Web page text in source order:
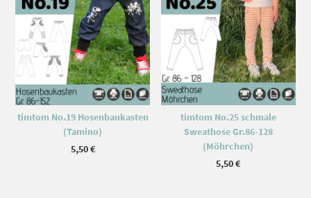
timtom No.19 Hosenbaukasten
(Tamino)
5,50€
timtom No.25 schmale
Sweathose Gr.86-128
(Möhrchen)
5,50€